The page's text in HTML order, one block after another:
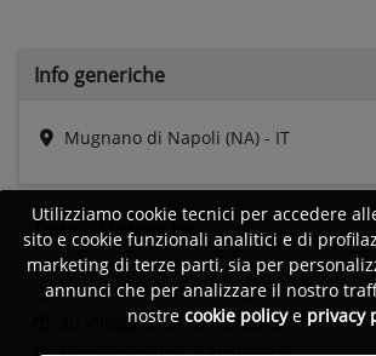
Info generiche
Mugnano di Napoli (NA) - IT
Date eStatistiche
Ultimo accesso:Non disponibile
Su Villaggio dal: 24/03/2013
Utilizziamo cookie tecnici per accedere
sito e cookie funzionali analitici e di
marketing di terze parti, sia per
annunci che per analizzare il nostro
nostre cookie policye privacy